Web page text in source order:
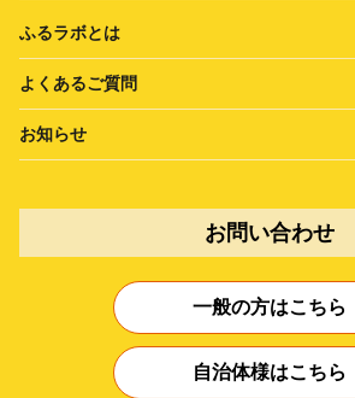
ふるラボとは
よくあるご質問
お知らせ
お問い合わせ
一般の方はこちら
自治体様はこちら